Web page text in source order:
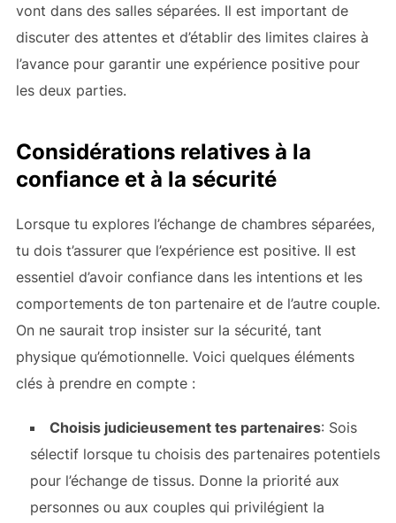
vont dans des salles séparées. Il est important de
discuter des attentes et d’établir des limites claires à
l’avance pour garantir une expérience positive pour
les deux parties.
Considérations relatives à la
confiance et à la sécurité
Lorsque tu explores l’échange de chambres séparées,
tu dois t’assurer que l’expérience est positive. Il est
essentiel d’avoir confiance dans les intentions et les
comportements de ton partenaire et de l’autre couple.
On ne saurait trop insister sur la sécurité, tant
physique qu’émotionnelle. Voici quelques éléments
clés à prendre en compte :
Choisis judicieusement tes partenaires: Sois
sélectif lorsque tu choisis des partenaires potentiels
pour l’échange de tissus. Donne la priorité aux
personnes ou aux couples qui privilégient la